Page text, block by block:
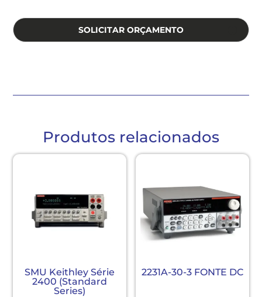
SOLICITAR ORÇAMENTO
Produtos relacionados
SMU Keithley Série
2400 (Standard
Series)
2231A-30-3 FONTE DC